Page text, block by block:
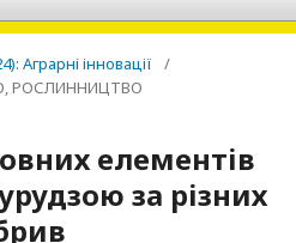
Аграрні інновації
/
РОСЛИННИЦТВО
елементів
за різних